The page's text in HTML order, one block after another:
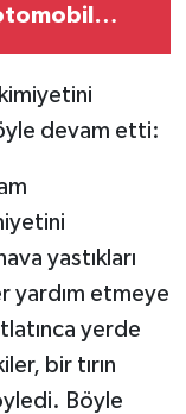
devam etti:
yastıkları
yardım etmeye
yerde
bir tırın
Böyle